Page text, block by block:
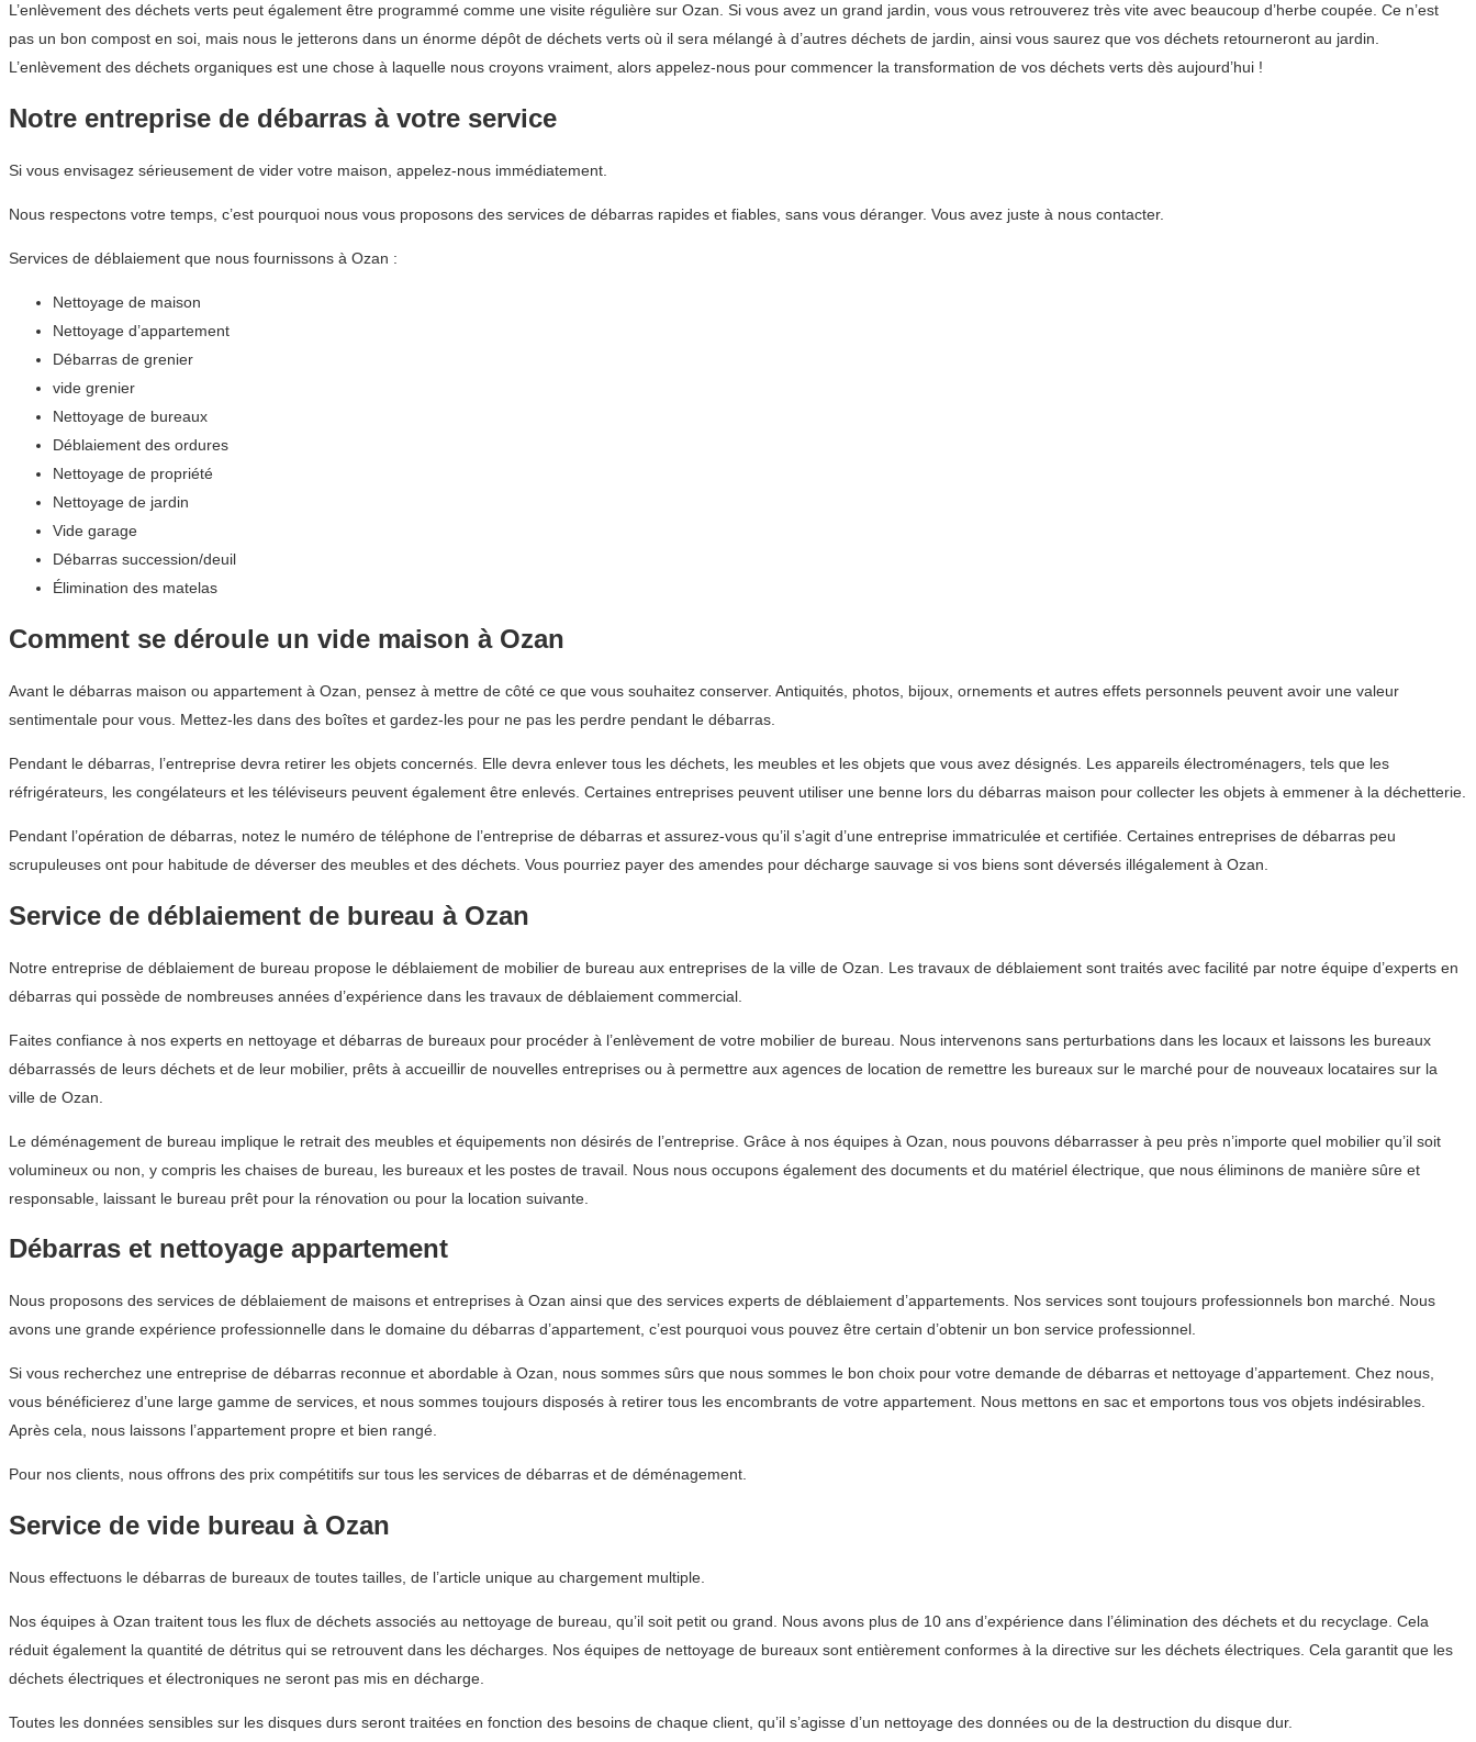
L’enlèvement des déchets verts peut également être programmé comme une visite régulière sur Ozan. Si vous avez un grand jardin, vous vous retrouverez très vite avec beaucoup d’herbe coupée. Ce n’est
pas un bon compost en soi, mais nous le jetterons dans un énorme dépôt de déchets verts où il sera mélangé à d’autres déchets de jardin, ainsi vous saurez que vos déchets retourneront au jardin.
L’enlèvement des déchets organiques est une chose à laquelle nous croyons vraiment, alors appelez-nous pour commencer la transformation de vos déchets verts dès aujourd’hui !
Notre entreprise de débarras à votre service
Si vous envisagez sérieusement de vider votre maison, appelez-nous immédiatement.
Nous respectons votre temps, c’est pourquoi nous vous proposons des services de débarras rapides et fiables, sans vous déranger. Vous avez juste à nous contacter.
Services de déblaiement que nous fournissons à Ozan :
Nettoyage de maison
Nettoyage d’appartement
Débarras de grenier
vide grenier
Nettoyage de bureaux
Déblaiement des ordures
Nettoyage de propriété
Nettoyage de jardin
Vide garage
Débarras succession/deuil
Élimination des matelas
Comment se déroule un vide maison à Ozan
Avant le débarras maison ou appartement à Ozan, pensez à mettre de côté ce que vous souhaitez conserver. Antiquités, photos, bijoux, ornements et autres effets personnels peuvent avoir une valeur
sentimentale pour vous. Mettez-les dans des boîtes et gardez-les pour ne pas les perdre pendant le débarras.
Pendant le débarras, l’entreprise devra retirer les objets concernés. Elle devra enlever tous les déchets, les meubles et les objets que vous avez désignés. Les appareils électroménagers, tels que les
réfrigérateurs, les congélateurs et les téléviseurs peuvent également être enlevés. Certaines entreprises peuvent utiliser une benne lors du débarras maison pour collecter les objets à emmener à la déchetterie.
Pendant l’opération de débarras, notez le numéro de téléphone de l’entreprise de débarras et assurez-vous qu’il s’agit d’une entreprise immatriculée et certifiée. Certaines entreprises de débarras peu
scrupuleuses ont pour habitude de déverser des meubles et des déchets. Vous pourriez payer des amendes pour décharge sauvage si vos biens sont déversés illégalement à Ozan.
Service de déblaiement de bureau à Ozan
Notre entreprise de déblaiement de bureau propose le déblaiement de mobilier de bureau aux entreprises de la ville de Ozan. Les travaux de déblaiement sont traités avec facilité par notre équipe d’experts en
débarras qui possède de nombreuses années d’expérience dans les travaux de déblaiement commercial.
Faites confiance à nos experts en nettoyage et débarras de bureaux pour procéder à l’enlèvement de votre mobilier de bureau. Nous intervenons sans perturbations dans les locaux et laissons les bureaux
débarrassés de leurs déchets et de leur mobilier, prêts à accueillir de nouvelles entreprises ou à permettre aux agences de location de remettre les bureaux sur le marché pour de nouveaux locataires sur la
ville de Ozan.
Le déménagement de bureau implique le retrait des meubles et équipements non désirés de l’entreprise. Grâce à nos équipes à Ozan, nous pouvons débarrasser à peu près n’importe quel mobilier qu’il soit
volumineux ou non, y compris les chaises de bureau, les bureaux et les postes de travail. Nous nous occupons également des documents et du matériel électrique, que nous éliminons de manière sûre et
responsable, laissant le bureau prêt pour la rénovation ou pour la location suivante.
Débarras et nettoyage appartement
Nous proposons des services de déblaiement de maisons et entreprises à Ozan ainsi que des services experts de déblaiement d’appartements. Nos services sont toujours professionnels bon marché. Nous
avons une grande expérience professionnelle dans le domaine du débarras d’appartement, c’est pourquoi vous pouvez être certain d’obtenir un bon service professionnel.
Si vous recherchez une entreprise de débarras reconnue et abordable à Ozan, nous sommes sûrs que nous sommes le bon choix pour votre demande de débarras et nettoyage d’appartement. Chez nous,
vous bénéficierez d’une large gamme de services, et nous sommes toujours disposés à retirer tous les encombrants de votre appartement. Nous mettons en sac et emportons tous vos objets indésirables.
Après cela, nous laissons l’appartement propre et bien rangé.
Pour nos clients, nous offrons des prix compétitifs sur tous les services de débarras et de déménagement.
Service de vide bureau à Ozan
Nous effectuons le débarras de bureaux de toutes tailles, de l’article unique au chargement multiple.
Nos équipes à Ozan traitent tous les flux de déchets associés au nettoyage de bureau, qu’il soit petit ou grand. Nous avons plus de 10 ans d’expérience dans l’élimination des déchets et du recyclage. Cela
réduit également la quantité de détritus qui se retrouvent dans les décharges. Nos équipes de nettoyage de bureaux sont entièrement conformes à la directive sur les déchets électriques. Cela garantit que les
déchets électriques et électroniques ne seront pas mis en décharge.
Toutes les données sensibles sur les disques durs seront traitées en fonction des besoins de chaque client, qu’il s’agisse d’un nettoyage des données ou de la destruction du disque dur.